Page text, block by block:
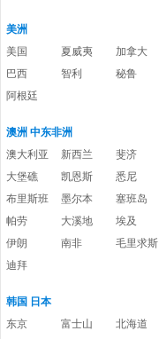
美洲
美国
夏威夷
加拿大
巴西
智利
秘鲁
阿根廷
澳洲 中东非洲
澳大利亚
新西兰
斐济
大堡礁
凯恩斯
悉尼
布里斯班
墨尔本
塞班岛
帕劳
大溪地
埃及
伊朗
南非
毛里求斯
迪拜
韩国 日本
东京
富士山
北海道